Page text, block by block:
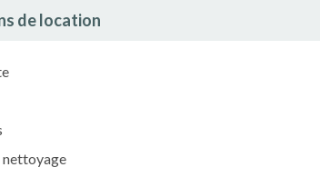
de location
nettoyage